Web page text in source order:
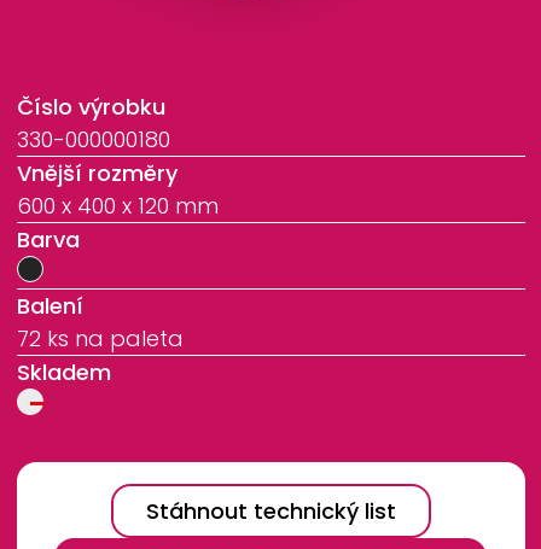
Číslo výrobku
330-000000180
Vnější rozměry
600 x 400 x 120 mm
Barva
Balení
72 ks na paleta
Skladem
Stáhnout technický list